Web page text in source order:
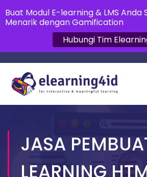
JASA
LEARNING
Buat Modul E-learning & LMS Anda
Menarik dengan Gamification
Hubungi Tim